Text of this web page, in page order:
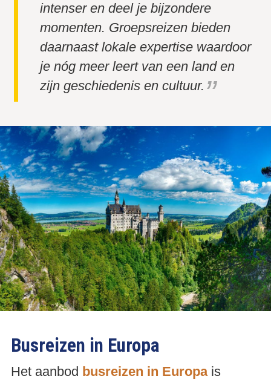
intenser en deel je bijzondere
momenten. Groepsreizen bieden
daarnaast lokale expertise waardoor
je nóg meer leert van een land en
zijn geschiedenis en cultuur.
Busreizen in Europa
Het aanbod busreizen in Europais